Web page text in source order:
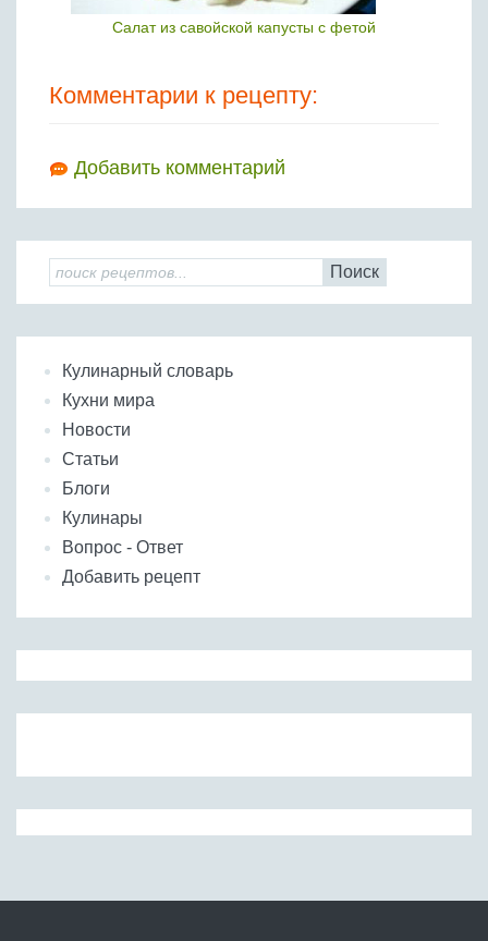
Салат из савойской капусты с фетой
Комментарии к рецепту:
Добавить комментарий
Поиск
Кулинарный словарь
Кухни мира
Новости
Статьи
Блоги
Кулинары
Вопрос - Ответ
Добавить рецепт